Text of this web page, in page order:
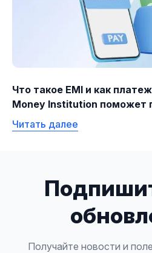
Что такое EMI и как
Money Institution поможет
Читать далее
Получайте новости и